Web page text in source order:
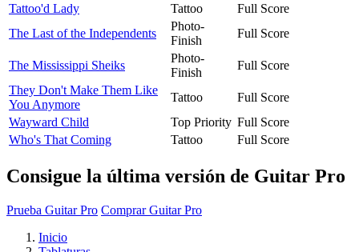
Tattoo'd Lady
Tattoo
Full Score
The Last of the Independents
Photo-
Finish
Full Score
The Mississippi Sheiks
Photo-
Finish
Full Score
They Don't Make Them Like
You Anymore
Tattoo
Full Score
Wayward Child
Top Priority Full Score
Who's That Coming
Tattoo Full Score
Consigue la última versión de Guitar Pro
Prueba Guitar Pro Comprar Guitar Pro
Inicio